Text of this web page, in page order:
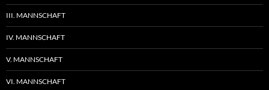
III. MANNSCHAFT
IV. MANNSCHAFT
V. MANNSCHAFT
VI. MANNSCHAFT